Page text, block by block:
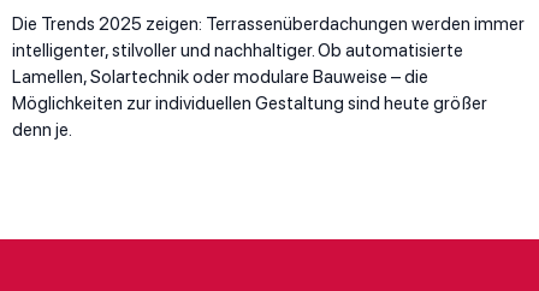
Die Trends 2025 zeigen: Terrassenüberdachungen werden immer
intelligenter, stilvoller und nachhaltiger. Ob automatisierte
Lamellen, Solartechnik oder modulare Bauweise – die
Möglichkeiten zur individuellen Gestaltung sind heute größer
denn je.